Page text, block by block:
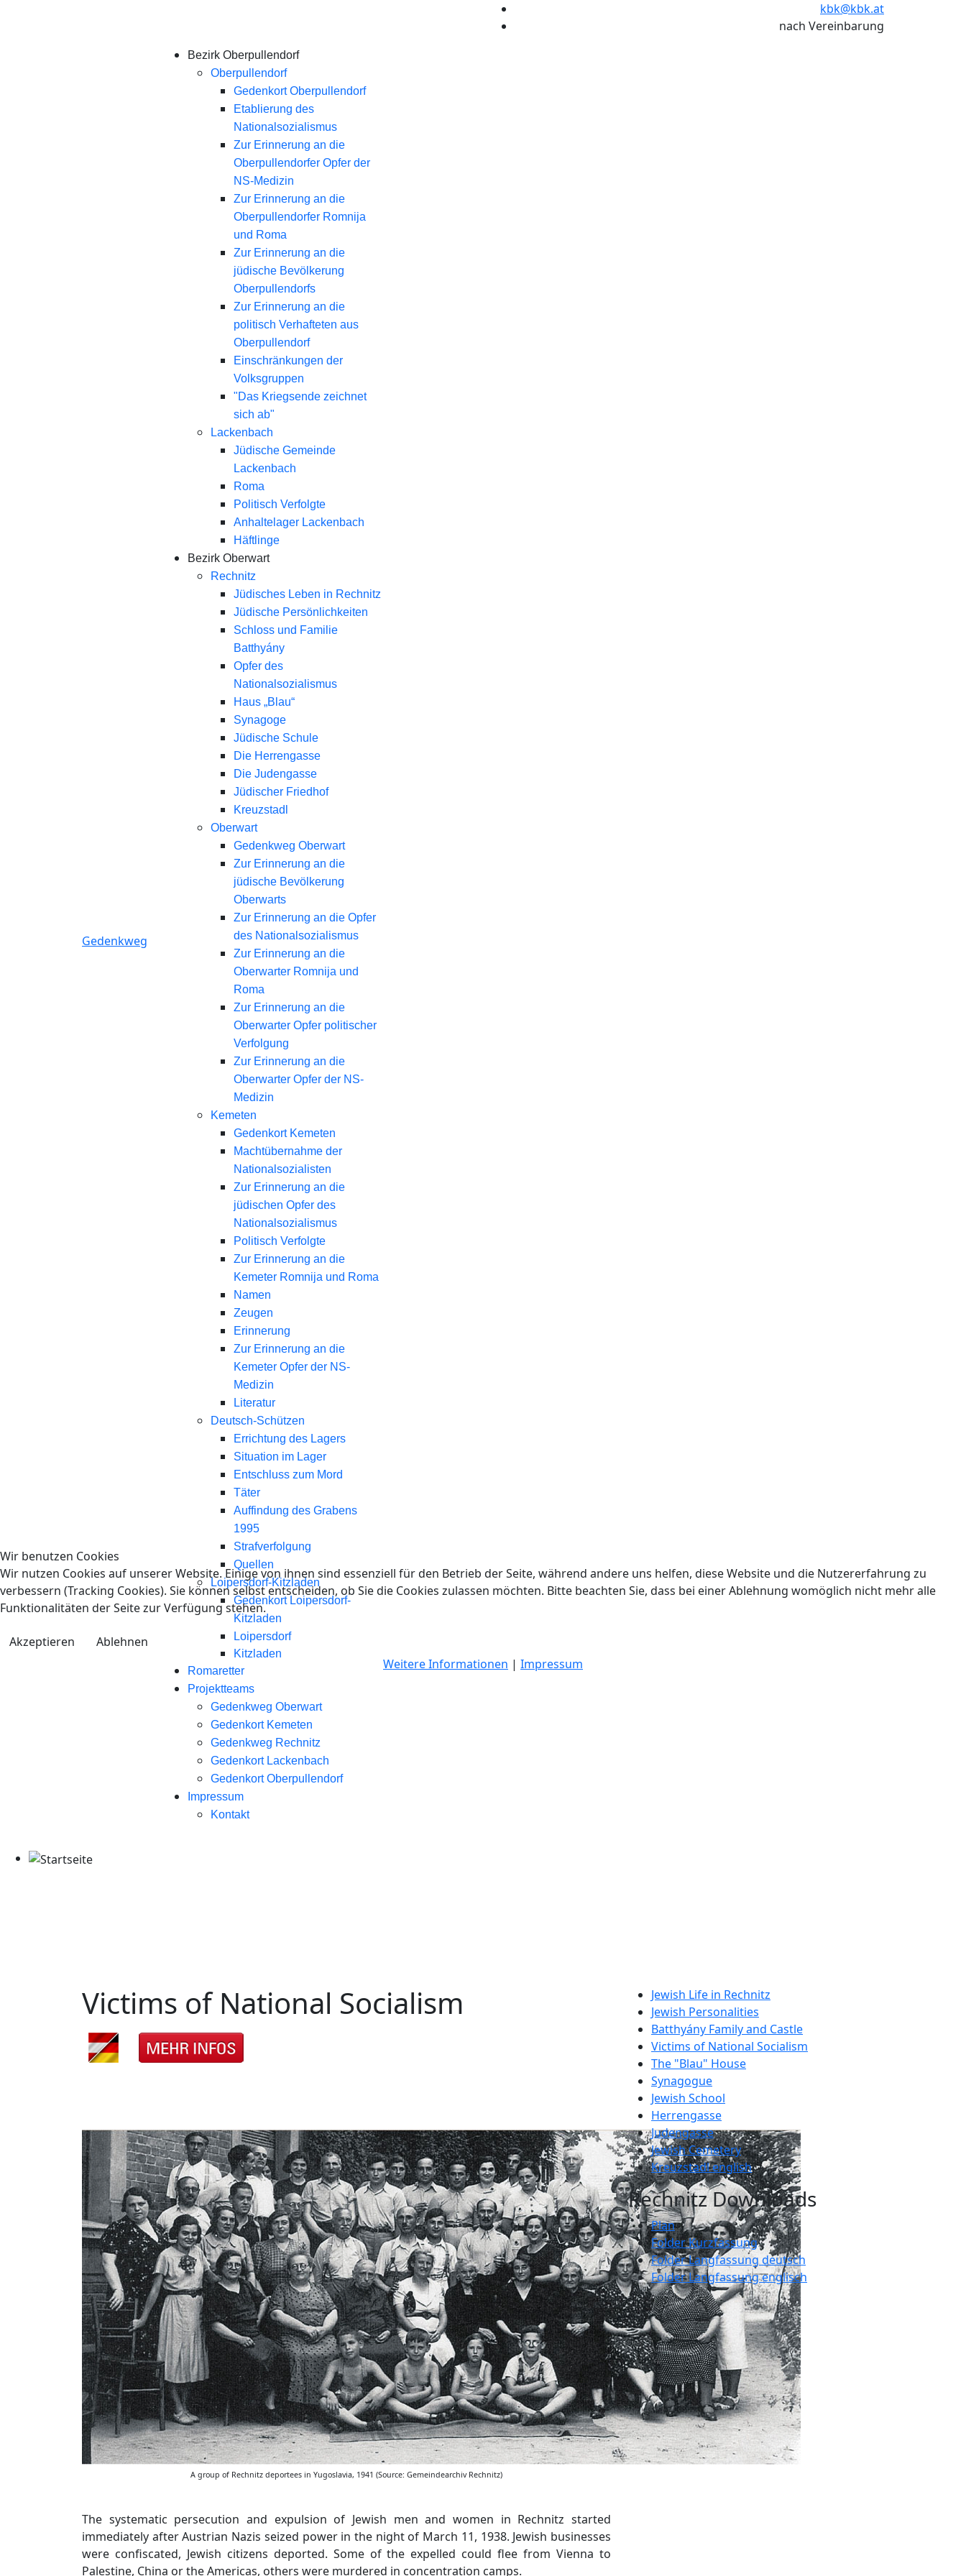
kbk@kbk.at
nach Vereinbarung
Gedenkweg
Bezirk Oberpullendorf
Oberpullendorf
Gedenkort Oberpullendorf
Etablierung des
Nationalsozialismus
Zur Erinnerung an die
Oberpullendorfer Opfer der
NS-Medizin
Zur Erinnerung an die
Oberpullendorfer Romnija
und Roma
Zur Erinnerung an die
jüdische Bevölkerung
Oberpullendorfs
Zur Erinnerung an die
politisch Verhafteten aus
Oberpullendorf
Einschränkungen der
Volksgruppen
"Das Kriegsende zeichnet
sich ab"
Lackenbach
Jüdische Gemeinde
Lackenbach
Roma
Politisch Verfolgte
Anhaltelager Lackenbach
Häftlinge
Bezirk Oberwart
Rechnitz
Jüdisches Leben in Rechnitz
Jüdische Persönlichkeiten
Schloss und Familie
Batthyány
Opfer des
Nationalsozialismus
Haus „Blau“
Synagoge
Jüdische Schule
Die Herrengasse
Die Judengasse
Jüdischer Friedhof
Kreuzstadl
Oberwart
Gedenkweg Oberwart
Zur Erinnerung an die
jüdische Bevölkerung
Oberwarts
Zur Erinnerung an die Opfer
des Nationalsozialismus
Zur Erinnerung an die
Oberwarter Romnija und
Roma
Zur Erinnerung an die
Oberwarter Opfer politischer
Verfolgung
Zur Erinnerung an die
Oberwarter Opfer der NS-
Medizin
Kemeten
Gedenkort Kemeten
Machtübernahme der
Nationalsozialisten
Zur Erinnerung an die
jüdischen Opfer des
Nationalsozialismus
Politisch Verfolgte
Zur Erinnerung an die
Kemeter Romnija und Roma
Namen
Zeugen
Erinnerung
Zur Erinnerung an die
Kemeter Opfer der NS-
Medizin
Literatur
Deutsch-Schützen
Errichtung des Lagers
Situation im Lager
Entschluss zum Mord
Täter
Auffindung des Grabens
1995
Strafverfolgung
Quellen
Loipersdorf-Kitzladen
Gedenkort Loipersdorf-
Kitzladen
Loipersdorf
Kitzladen
Romaretter
Projektteams
Gedenkweg Oberwart
Gedenkort Kemeten
Gedenkweg Rechnitz
Gedenkort Lackenbach
Gedenkort Oberpullendorf
Impressum
Kontakt
Victims of National Socialism
A group of Rechnitz deportees in Yugoslavia, 1941 (Source: Gemeindearchiv Rechnitz)
The systematic persecution and expulsion of Jewish men and women in Rechnitz started
immediately after Austrian Nazis seized power in the night of March 11, 1938. Jewish businesses
were confiscated, Jewish citizens deported. Some of the expelled could flee from Vienna to
Palestine, China or the Americas, others were murdered in concentration camps.
Jewish Life in Rechnitz
Jewish Personalities
Batthyány Family and Castle
Victims of National Socialism
The "Blau" House
Synagogue
Jewish School
Herrengasse
Judengasse
Jewish Cemetery
Kreuzstadl english
Rechnitz Downloads
Plan
Folder Kurzfassung
Folder Langfassung deutsch
Folder Langfassung englisch
Wir benutzen Cookies
Wir nutzen Cookies auf unserer Website. Einige von ihnen sind essenziell für den Betrieb der Seite, während andere uns helfen, diese Website und die Nutzererfahrung zu
verbessern (Tracking Cookies). Sie können selbst entscheiden, ob Sie die Cookies zulassen möchten. Bitte beachten Sie, dass bei einer Ablehnung womöglich nicht mehr alle
Funktionalitäten der Seite zur Verfügung stehen.
Akzeptieren
Ablehnen
Weitere Informationen | Impressum